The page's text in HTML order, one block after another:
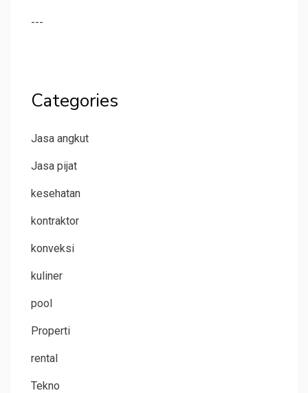
---
Categories
Jasa angkut
Jasa pijat
kesehatan
kontraktor
konveksi
kuliner
pool
Properti
rental
Tekno